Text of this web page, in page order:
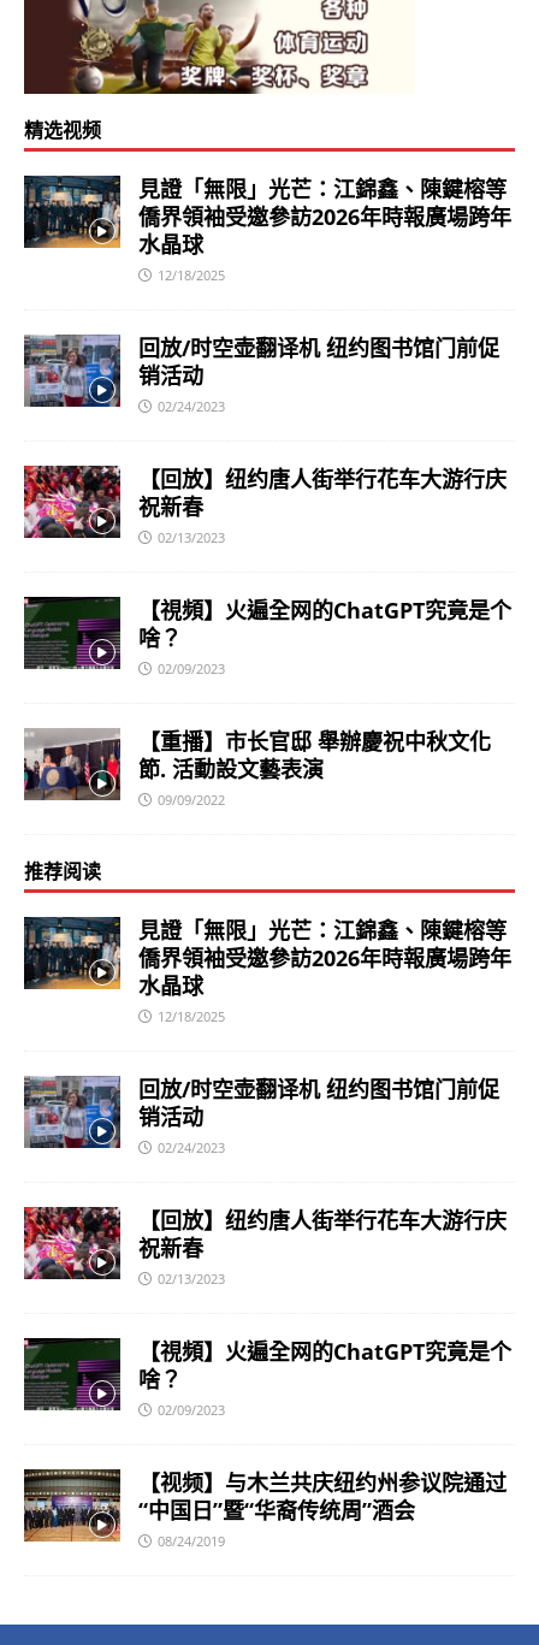
精选视频
見證「無限」光芒：江錦鑫、陳鍵榕等
僑界領袖受邀參訪2026年時報廣場跨年
水晶球
12/18/2025
回放/时空壶翻译机 纽约图书馆门前促
销活动
02/24/2023
【回放】纽约唐人街举行花车大游行庆
祝新春
02/13/2023
【視頻】火遍全网的ChatGPT究竟是个
啥？
02/09/2023
【重播】市长官邸 舉辦慶祝中秋文化
節. 活動設文藝表演
09/09/2022
推荐阅读
見證「無限」光芒：江錦鑫、陳鍵榕等
僑界領袖受邀參訪2026年時報廣場跨年
水晶球
12/18/2025
回放/时空壶翻译机 纽约图书馆门前促
销活动
02/24/2023
【回放】纽约唐人街举行花车大游行庆
祝新春
02/13/2023
【視頻】火遍全网的ChatGPT究竟是个
啥？
02/09/2023
【视频】与木兰共庆纽约州参议院通过
“中国日”暨“华裔传统周”酒会
08/24/2019